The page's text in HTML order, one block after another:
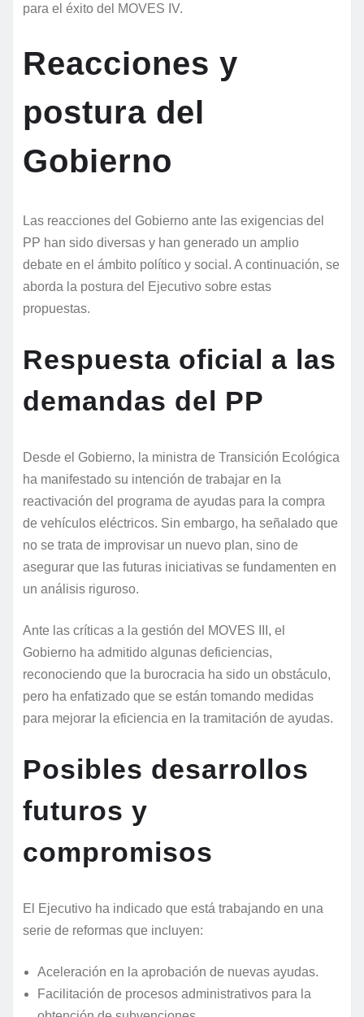
para el éxito del MOVES IV.
Reacciones y
postura del
Gobierno
Las reacciones del Gobierno ante las exigencias del
PP han sido diversas y han generado un amplio
debate en el ámbito político y social. A continuación, se
aborda la postura del Ejecutivo sobre estas
propuestas.
Respuesta oficial a las
demandas del PP
Desde el Gobierno, la ministra de Transición Ecológica
ha manifestado su intención de trabajar en la
reactivación del programa de ayudas para la compra
de vehículos eléctricos. Sin embargo, ha señalado que
no se trata de improvisar un nuevo plan, sino de
asegurar que las futuras iniciativas se fundamenten en
un análisis riguroso.
Ante las críticas a la gestión del MOVES III, el
Gobierno ha admitido algunas deficiencias,
reconociendo que la burocracia ha sido un obstáculo,
pero ha enfatizado que se están tomando medidas
para mejorar la eficiencia en la tramitación de ayudas.
Posibles desarrollos
futuros y
compromisos
El Ejecutivo ha indicado que está trabajando en una
serie de reformas que incluyen:
Aceleración en la aprobación de nuevas ayudas.
Facilitación de procesos administrativos para la